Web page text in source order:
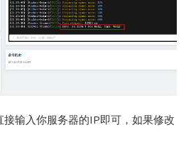
输入你服务器的IP即可，如果修改